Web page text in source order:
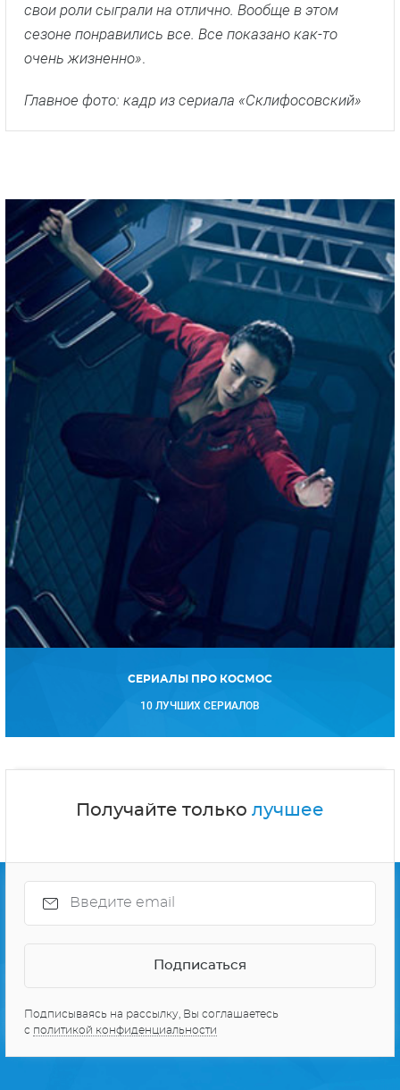
свои роли сыграли на отлично. Вообще в этом
сезоне понравились все. Все показано как-то
очень жизненно».
Главное фото: кадр из сериала «Склифосовский»
СЕРИАЛЫ ПРО КОСМОС
10 ЛУЧШИХ СЕРИАЛОВ
Получайте только лучшее
Подписываясь на рассылку, Вы соглашаетесь
с политикой конфиденциальности